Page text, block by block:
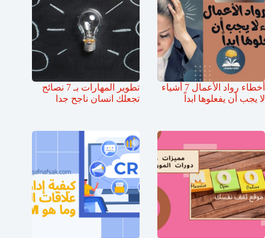
أخطاء رواد الأعمال 7 أشياء
لا يجب أن يفعلوها ابداً
تطوير المهارات بـ 7 نصائح
تجعلك انسان ناجح جدا